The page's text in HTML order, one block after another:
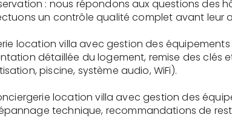
: nous répondons aux questions des
un contrôle qualité complet avant leur
location villa avec gestion des
détaillée du logement, remise des
piscine, système audio, WiFi).
location villa avec gestion des
technique, recommandations de